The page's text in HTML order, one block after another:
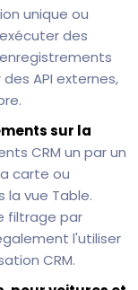
unique ou
des
API externes,
sur la
CRM un par un
carte ou
vue Table.
filtrage par
l'utiliser
CRM.